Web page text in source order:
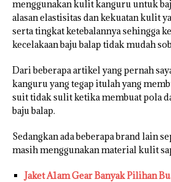
menggunakan kulit kanguru untuk
alasan elastisitas dan kekuatan kulit
serta tingkat ketebalannya sehingga
kecelakaan baju balap tidak mudah
Dari beberapa artikel yang pernah
kanguru yang tegap itulah yang
suit tidak sulit ketika membuat pola
baju balap.
Sedangkan ada beberapa brand lain
masih menggunakan material kulit
Jaket A1am Gear Banyak Pilihan